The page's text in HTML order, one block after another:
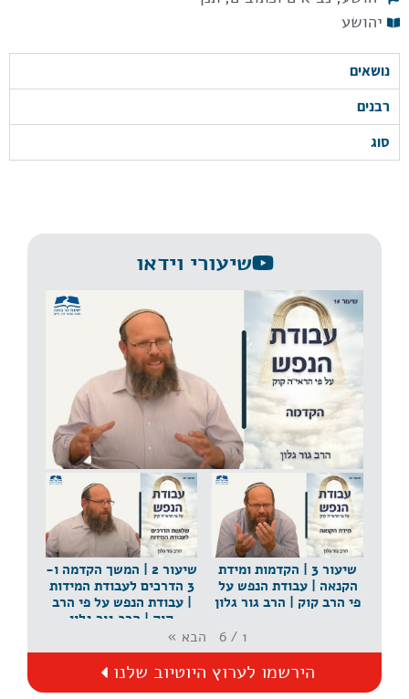
נושאים
רבנים
סוג
שיעורי וידאו
שיעור 1 | הקדמה | עבודת הנפש על פי הרב קוק | הרב
גור גלון
שיעור 2 | המשך הקדמה ו-
3 הדרכים לעבודת המידות
| עבודת הנפש על פי הרב
קוק | הרב גור גלון
שיעור 3 | הקדמות ומידת
הקנאה | עבודת הנפש על
פי הרב קוק | הרב גור גלון
1
/
6 הבא »
הירשמו לערוץ היוטיוב שלנו
יהושע